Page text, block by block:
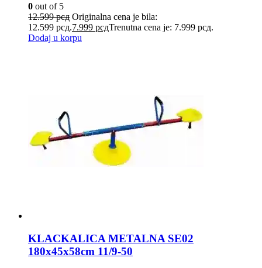
0 out of 5
12.599рсд Originalna cena je bila:
12.599 рсд.7.999 рсдTrenutna cena je: 7.999 рсд.
Dodaj u korpu
KLACKALICA METALNA SE02
180x45x58cm 11/9-50